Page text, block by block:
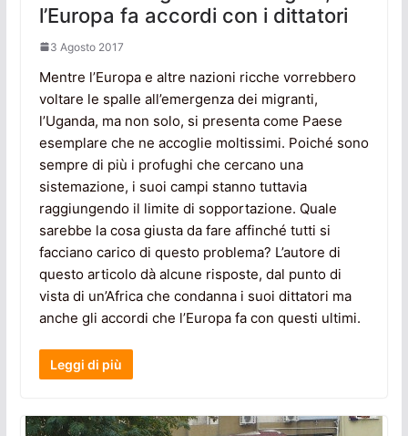
l’Europa fa accordi con i dittatori
3 Agosto 2017
Mentre l’Europa e altre nazioni ricche vorrebbero
voltare le spalle all’emergenza dei migranti,
l’Uganda, ma non solo, si presenta come Paese
esemplare che ne accoglie moltissimi. Poiché sono
sempre di più i profughi che cercano una
sistemazione, i suoi campi stanno tuttavia
raggiungendo il limite di sopportazione. Quale
sarebbe la cosa giusta da fare affinché tutti si
facciano carico di questo problema? L’autore di
questo articolo dà alcune risposte, dal punto di
vista di un’Africa che condanna i suoi dittatori ma
anche gli accordi che l’Europa fa con questi ultimi.
Leggi di più